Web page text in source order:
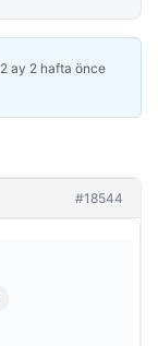
2 ay 2 hafta önce
#18544